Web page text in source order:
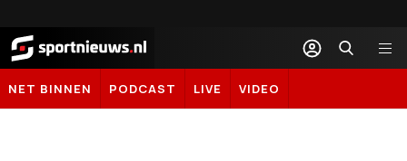
Sportnieuws.nl
NET BINNEN PODCAST LIVE VIDEO